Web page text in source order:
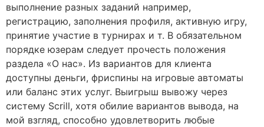
выполнение разных заданий например,
регистрацию, заполнения профиля, активную игру,
принятие участие в турнирах и т. В обязательном
порядке юзерам следует прочесть положения
раздела «О нас». Из вариантов для клиента
доступны деньги, фриспины на игровые автоматы
или баланс этих услуг. Выигрыш вывожу через
систему Scrill, хотя обилие вариантов вывода, на
мой взгляд, способно удовлетворить любые